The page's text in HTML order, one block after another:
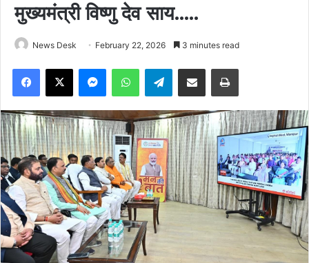
मुख्यमंत्री विष्णु देव साय…..
News Desk February 22, 2026 3 minutes read
Facebook
X MessengerWhatsAppTelegramShare via Email Print